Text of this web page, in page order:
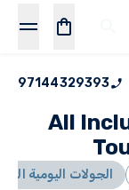
97144329393
All
الجولات اليومية